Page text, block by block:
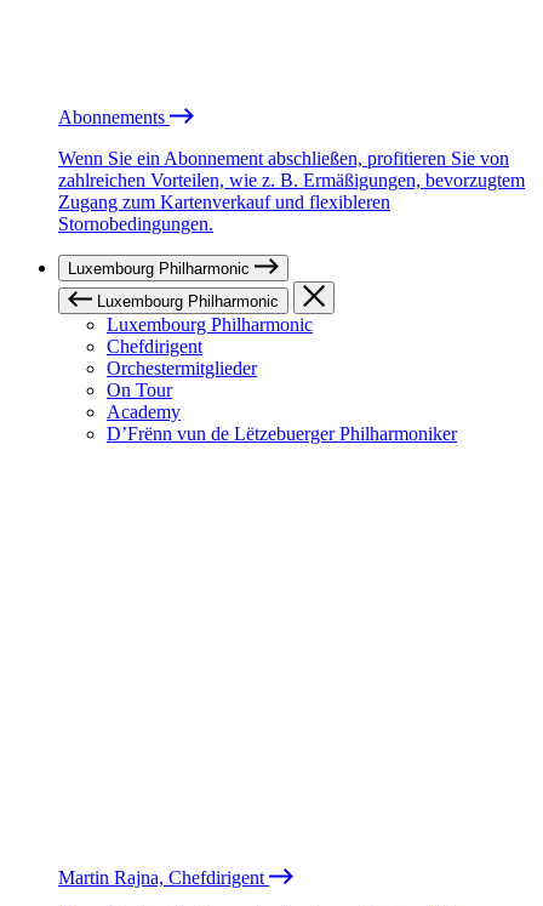
Abonnements
Wenn Sie ein Abonnement abschließen, profitieren Sie von
zahlreichen Vorteilen, wie z. B. Ermäßigungen, bevorzugtem
Zugang zum Kartenverkauf und flexibleren
Stornobedingungen.
Luxembourg Philharmonic
Luxembourg Philharmonic
Luxembourg Philharmonic
Chefdirigent
Orchestermitglieder
On Tour
Academy
D’Frënn vun de Lëtzebuerger Philharmoniker
Martin Rajna, Chefdirigent